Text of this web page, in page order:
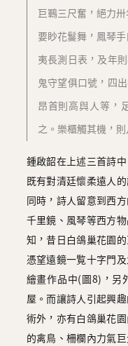
巨鶤三尺奮，絕力卅
要眇花鬘舞，鳳琴手
夷長測日表，及年
鬼守望俱口號，四
昂首則高與人等，
之。樂櫃觸其機，
鍾啟韶在上述三首詩
既有對清廷懷柔遠人
同時，詩人留意到西
千里鏡、風琴等西方
知，昔日白鴿巢花園
憑望遠鏡一覧十字門
繪畫作品中(圖8)，另
屋。而讓詩人引起興
術外，亦有白鴿巢花
的禽鳥、柵欄內力氣